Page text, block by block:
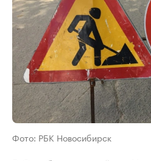
Фото: РБК Новосибирск